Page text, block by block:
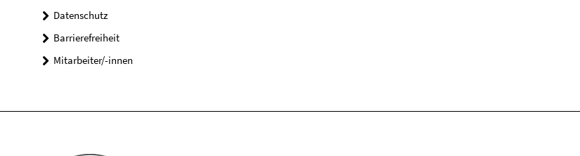
Datenschutz
Barrierefreiheit
Mitarbeiter/-innen